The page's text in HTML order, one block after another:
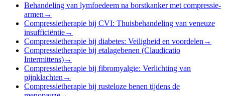
Behandeling van lymfoedeem na borstkanker met compressie-
armen →
Compressietherapie bij CVI: Thuisbehandeling van veneuze
insufficiëntie→
Compressietherapie bij diabetes: Veiligheid en voordelen →
Compressietherapie bij etalagebenen (Claudicatio
Intermittens)→
Compressietherapie bij fibromyalgie: Verlichting van
pijnklachten →
Compressietherapie bij rusteloze benen tijdens de